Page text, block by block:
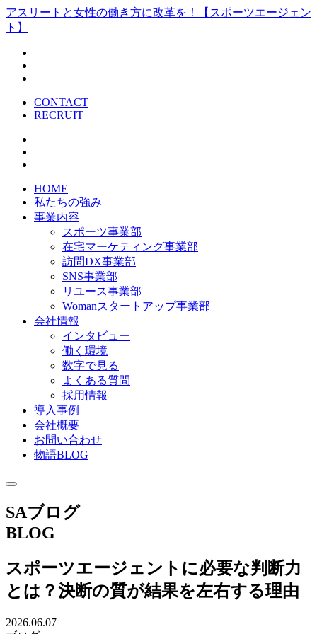
アスリートと女性の働き方に改革を！【スポーツエージェン
ト】
CONTACT
RECRUIT
HOME
私たちの強み
事業内容
スポーツ事業部
在宅マーケティング事業部
訪問DX事業部
SNS事業部
リユース事業部
Womanスタートアップ事業部
会社情報
インタビュー
働く環境
数字で見る
よくある質問
採用情報
導入事例
会社概要
お問い合わせ
物語BLOG
SAブログ
BLOG
スポーツエージェントに必要な判断力
とは？決断の質が結果を左右する理由
2026.06.07